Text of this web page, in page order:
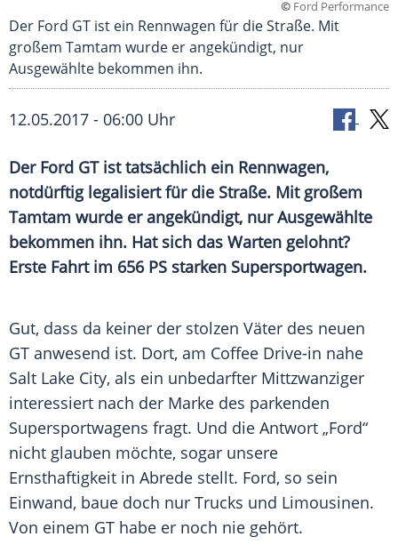
© Ford Performance
Der Ford GT ist ein Rennwagen für die Straße. Mit
großem Tamtam wurde er angekündigt, nur
Ausgewählte bekommen ihn.
12.05.2017 - 06:00 Uhr
Der Ford GTist tatsächlich ein Rennwagen,
notdürftig legalisiert für die Straße. Mit großem
Tamtam wurde er angekündigt, nurAusgewählte
bekommen ihn. Hat sich das Warten gelohnt?
Erste Fahrt im 656 PS starken Supersportwagen.
Gut, dass da keiner der stolzen Väter des neuen
GT anwesend ist. Dort, am Coffee Drive-in nahe
Salt Lake City, als ein unbedarfter Mittzwanziger
interessiert nach der Marke des parkenden
Supersportwagens fragt. Und die Antwort „Ford“
nicht glauben möchte, sogar unsere
Ernsthaftigkeit in Abrede stellt. Ford, so sein
Einwand, baue doch nur Trucks und Limousinen.
Von einem GT habe er noch nie gehört.